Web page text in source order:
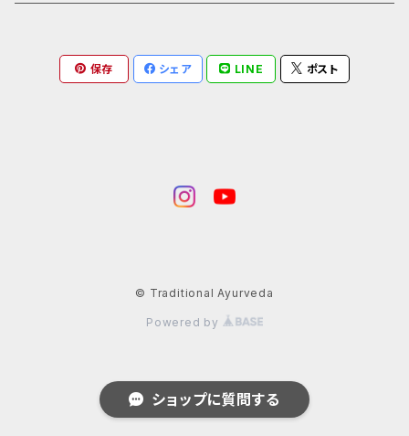
保存 シェア LINE ポスト
© Traditional Ayurveda
Powered by
ショップに質問する